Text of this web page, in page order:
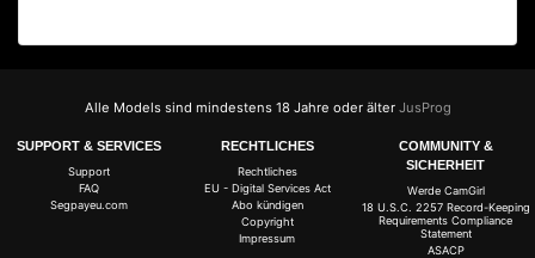
Alle Models sind mindestens 18 Jahre oder älter JusProg
SUPPORT & SERVICES
Support
FAQ
Segpayeu.com
RECHTLICHES
Rechtliches
EU - Digital Services Act
Abo kündigen
Copyright
Impressum
COMMUNITY &
SICHERHEIT
Werde CamGirl
18 U.S.C. 2257 Record-Keeping
Requirements Compliance
Statement
ASACP